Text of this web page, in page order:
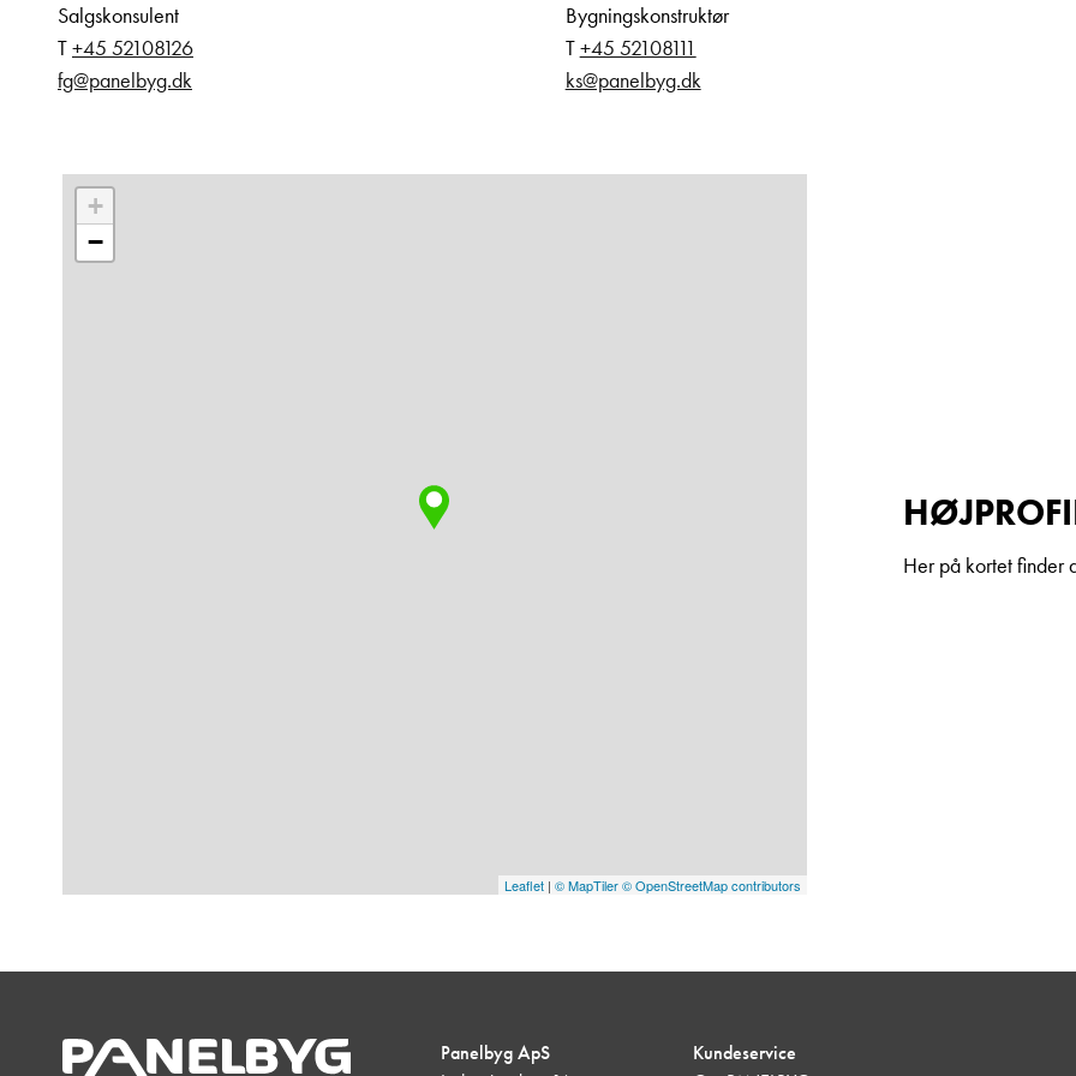
Salgskonsulent
T+45 52108126
fg@panelbyg.dk
Bygningskonstruktør
T+45 52108111
ks@panelbyg.dk
Her på kortet finder
+
−
Leaflet | © MapTiler© OpenStreetMap contributors
Panelbyg ApS
Kundeservice